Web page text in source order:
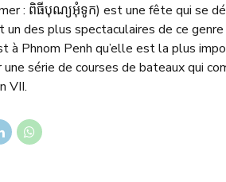
: ពិធី​បុណ្យ​អុំ​ទូក) est une fête qui se
un des plus spectaculaires de ce
à Phnom Penh qu’elle est la plus
une série de courses de bateaux qui
VII.